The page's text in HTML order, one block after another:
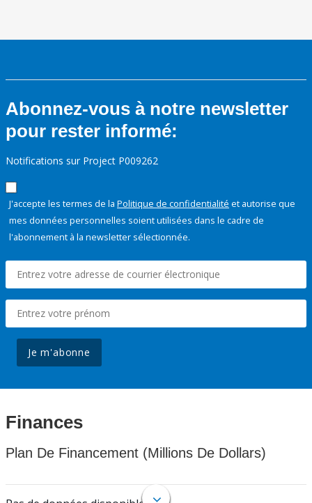
Abonnez-vous à notre newsletter
pour rester informé:
Notifications sur Project P009262
J'accepte les termes de la Politique de confidentialité et autorise que
mes données personnelles soient utilisées dans le cadre de
l'abonnement à la newsletter sélectionnée.
Je m'abonne
Finances
Plan De Financement (Millions De Dollars)